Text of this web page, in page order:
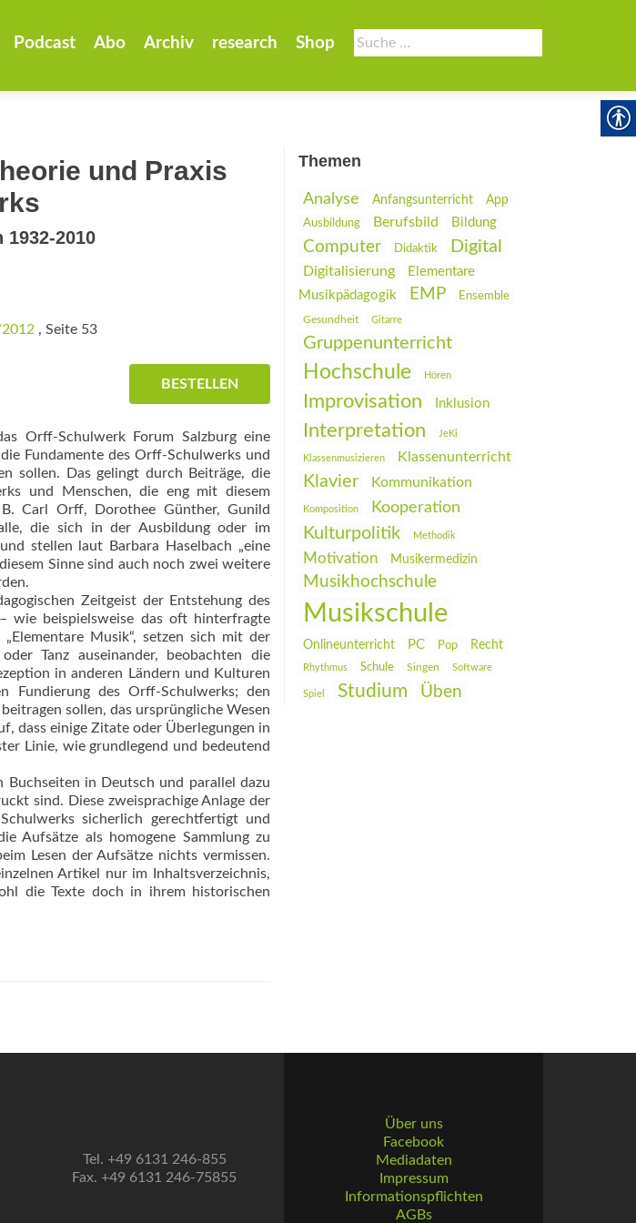
Suche
nach:
Podcast Abo Archiv research Shop
und Praxis
2010
, Seite 53
BESTELLEN
Orff-Schulwerk Forum Salzburg eine
Fundamente des Orff-Schulwerks und
sollen. Das gelingt durch Beiträge, die
und Menschen, die eng mit diesem
Carl Orff, Dorothee Günther, Gunild
die sich in der Ausbildung oder im
stellen laut Barbara Haselbach „eine
Sinne sind auch noch zwei weitere
Zeitgeist der Entstehung des
wie beispielsweise das oft hinterfragte
Musik“, setzen sich mit der
Tanz auseinander, beobachten die
in anderen Ländern und Kulturen
Fundierung des Orff-Schulwerks; den
sollen, das ursprüngliche Wesen
dass einige Zitate oder Überlegungen in
Linie, wie grundlegend und bedeutend
Buchseiten in Deutsch und parallel dazu
sind. Diese zweisprachige Anlage der
sicherlich gerechtfertigt und
Aufsätze als homogene Sammlung zu
Lesen der Aufsätze nichts vermissen.
Artikel nur im Inhaltsverzeichnis,
die Texte doch in ihrem historischen
Themen
Analyse Anfangsunterricht
App
Ausbildung
Berufsbild Bildung
Computer Didaktik Digital
Digitalisierung
Elementare
Musikpädagogik
EMP Ensemble
Gesundheit Gitarre
Gruppenunterricht
Hochschule Hören
Improvisation Inklusion
Interpretation JeKi
Klassenmusizieren Klassenunterricht
Klavier Kommunikation
Komposition Kooperation
Kulturpolitik Methodik
Motivation Musikermedizin
Musikhochschule
Musikschule
Onlineunterricht PC Pop Recht
Rhythmus Schule Singen Software
Spiel Studium Üben
Tel. +49 6131 246-855
Fax. +49 6131 246-75855
Über uns
Facebook
Mediadaten
Impressum
Informationspflichten
AGBs